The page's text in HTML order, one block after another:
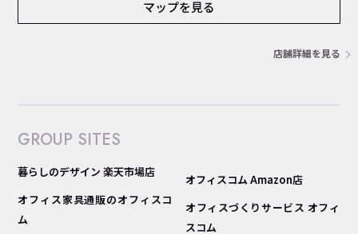
マップを見る
店舗詳細を見る
GROUP SITES
暮らしのデザイン 楽天市場店
オフィス家具通販のオフィスコ
ム
オフィスコム Amazon店
オフィスづくりサービス オフィ
スコム